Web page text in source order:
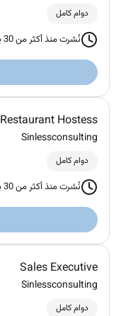
دوام كامل
نُشرت منذ أكثر من 30 يومًا
Restaurant Hostess
Sinlessconsulting
دوام كامل
نُشرت منذ أكثر من 30 يومًا
Sales Executive
Sinlessconsulting
دوام كامل